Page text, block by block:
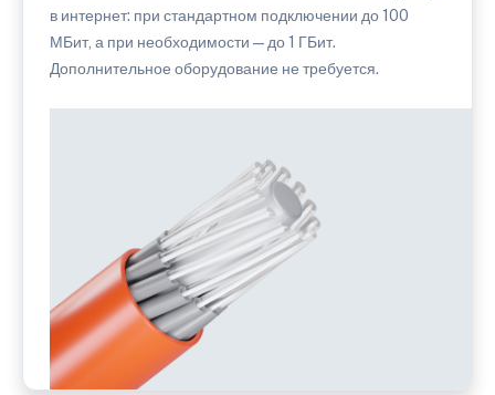
в интернет: при стандартном подключении до 100
МБит, а при необходимости — до 1 ГБит.
Дополнительное оборудование не требуется.